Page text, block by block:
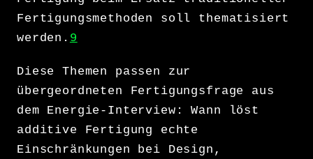
Fertigungsmethoden soll thematisiert
werden. 9
Diese Themen passen zur
übergeordneten Fertigungsfrage aus
dem Energie-Interview: Wann löst
additive Fertigung echte
Einschränkungen bei Design,